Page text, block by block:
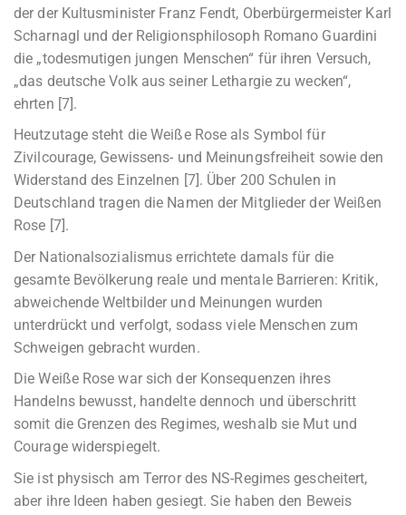
der der Kultusminister Franz Fendt, Oberbürgermeister Karl
Scharnagl und der Religionsphilosoph Romano Guardini
die „todesmutigen jungen Menschen“ für ihren Versuch,
„das deutsche Volk aus seiner Lethargie zu wecken“,
ehrten [7].
Heutzutage steht die Weiße Rose als Symbol für
Zivilcourage, Gewissens- und Meinungsfreiheit sowie den
Widerstand des Einzelnen [7]. Über 200 Schulen in
Deutschland tragen die Namen der Mitglieder der Weißen
Rose [7].
Der Nationalsozialismus errichtete damals für die
gesamte Bevölkerung reale und mentale Barrieren: Kritik,
abweichende Weltbilder und Meinungen wurden
unterdrückt und verfolgt, sodass viele Menschen zum
Schweigen gebracht wurden.
Die Weiße Rose war sich der Konsequenzen ihres
Handelns bewusst, handelte dennoch und überschritt
somit die Grenzen des Regimes, weshalb sie Mut und
Courage widerspiegelt.
Sie ist physisch am Terror des NS-Regimes gescheitert,
aber ihre Ideen haben gesiegt. Sie haben den Beweis